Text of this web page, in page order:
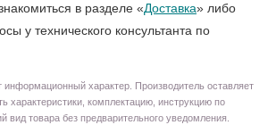
в разделе «Доставка» либо
у технического консультанта по
информационный характер. Производитель оставляет
характеристики, комплектацию, инструкцию по
вид товара без предварительного уведомления.